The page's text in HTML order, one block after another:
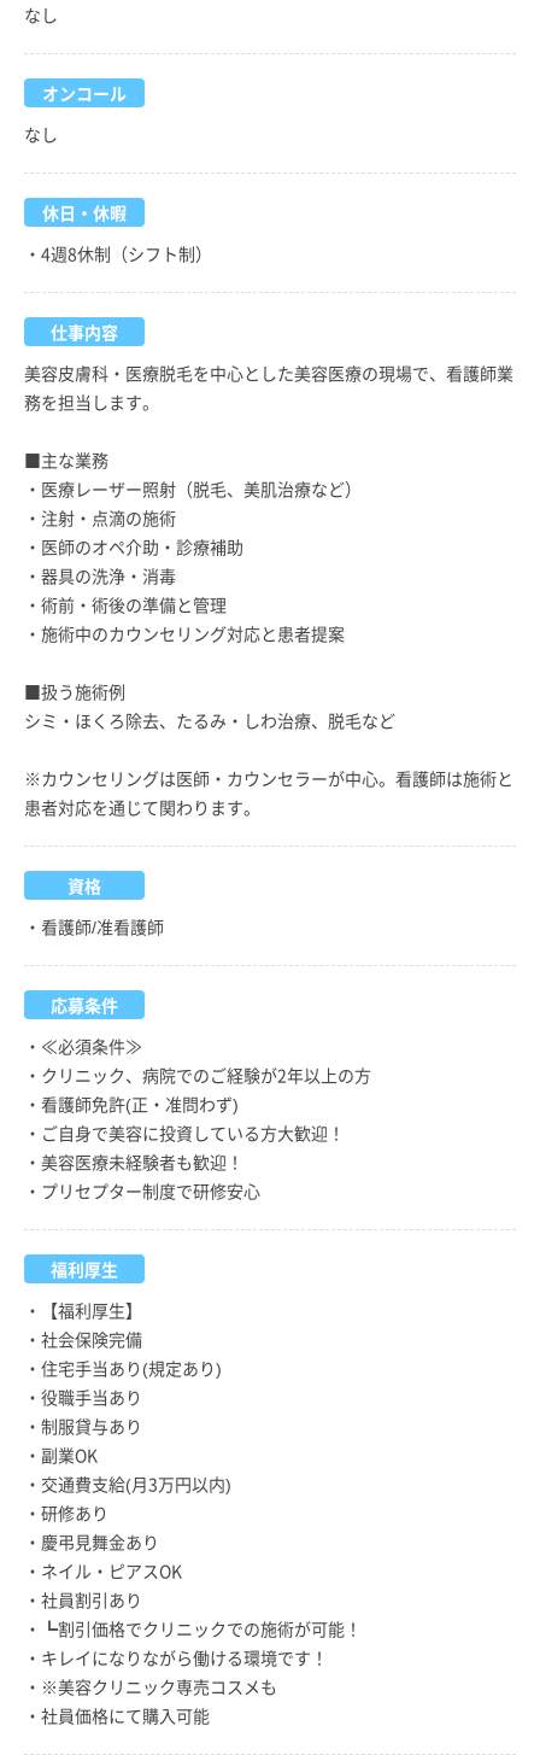
なし
オンコール
なし
休日・休暇
・4週8休制（シフト制）
仕事内容
美容皮膚科・医療脱毛を中心とした美容医療の現場で、看護師業
務を担当します。
■主な業務
・医療レーザー照射（脱毛、美肌治療など）
・注射・点滴の施術
・医師のオペ介助・診療補助
・器具の洗浄・消毒
・術前・術後の準備と管理
・施術中のカウンセリング対応と患者提案
■扱う施術例
シミ・ほくろ除去、たるみ・しわ治療、脱毛など
※カウンセリングは医師・カウンセラーが中心。看護師は施術と
患者対応を通じて関わります。
資格
・看護師/准看護師
応募条件
・≪必須条件≫
・クリニック、病院でのご経験が2年以上の方
・看護師免許(正・准問わず)
・ご自身で美容に投資している方大歓迎！
・美容医療未経験者も歓迎！
・プリセプター制度で研修安心
福利厚生
・【福利厚生】
・社会保険完備
・住宅手当あり(規定あり)
・役職手当あり
・制服貸与あり
・副業OK
・交通費支給(月3万円以内)
・研修あり
・慶弔見舞金あり
・ネイル・ピアスOK
・社員割引あり
・┗割引価格でクリニックでの施術が可能！
・キレイになりながら働ける環境です！
・※美容クリニック専売コスメも
・社員価格にて購入可能